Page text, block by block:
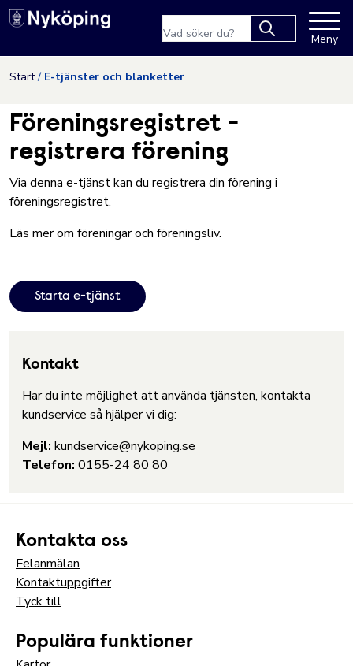
Hoppa till innehåll
Nyköpings kommuns
results.
Meny
Start E-tjänster och blanketter
Föreningsregistret -
registrera förening
Via denna e-tjänst kan du registrera din förening i
föreningsregistret.
Läs mer om föreningar och föreningsliv.
Starta e-tjänst
Kontakt
Har du inte möjlighet att använda tjänsten, kontakta
kundservice så hjälper vi dig:
Mejl: kundservice@nykoping.se
Telefon: 0155-24 80 80
Kontakta oss
Felanmälan
Kontaktuppgifter
Tyck till
Populära funktioner